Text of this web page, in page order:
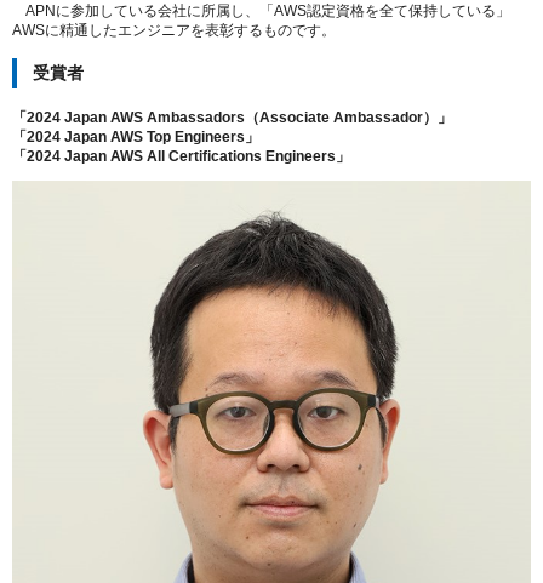
APNに参加している会社に所属し、「AWS認定資格を全て保持している」
AWSに精通したエンジニアを表彰するものです。
受賞者
「2024 Japan AWS Ambassadors（Associate Ambassador）」
「2024 Japan AWS Top Engineers」
「2024 Japan AWS All Certifications Engineers」